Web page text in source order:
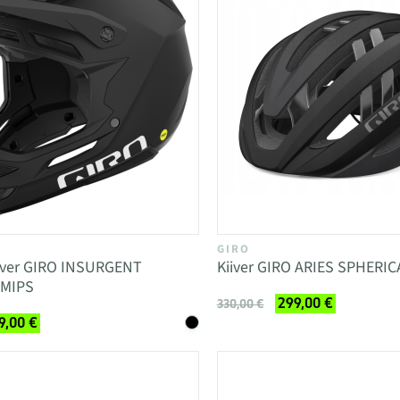
GIRO INSURGENT
€
GIRO
Kiiver GIRO ARIES
330,00 € 299,00 €